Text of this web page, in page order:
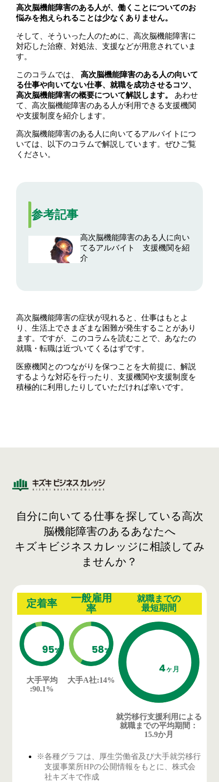
高次脳機能障害のある人が、働くことについてのお
悩みを抱えられることは少なくありません。
そして、そういった人のために、高次脳機能障害に
対応した治療、対処法、支援などが用意されていま
す。
このコラムでは、 高次脳機能障害のある人の向いて
る仕事や向いてない仕事、就職を成功させるコツ、
高次脳機能障害の概要について解説します。
あわせ
て、高次脳機能障害のある人が利用できる支援機関
や支援制度を紹介します。
高次脳機能障害のある人に向いてるアルバイトにつ
いては、以下のコラムで解説しています。ぜひご覧
ください。
参考記事
高次脳機能障害のある人に向い
てるアルバイト 支援機関を紹
介
高次脳機能障害の症状が現れると、仕事はもとよ
り、生活上でさまざまな困難が発生することがあり
ます。ですが、このコラムを読むことで、あなたの
就職・転職は近づいてくるはずです。
医療機関とのつながりを保つことを大前提に、解説
するような対応を行ったり、支援機関や支援制度を
積極的に利用したりしていただければ幸いです。
自分に向いてる仕事を探している高次
脳機能障害のあるあなたへ
キズキビジネスカレッジに相談してみ
ませんか？
定着率
95%
大手平均
:90.1%
一般雇用
率
58%
大手A社:14%
就職までの
最短期間
4ヶ月
就労移行支援利用による
就職までの平均期間 ：
15.9か月
※各種グラフは、厚生労働省及び大手就労移行
支援事業所HPの公開情報をもとに、株式会
社キズキで作成